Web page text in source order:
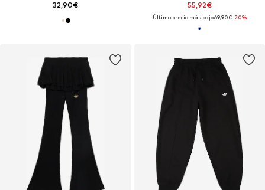
32,90€ 55,92€
Último precio más bajo:69,90€-20%